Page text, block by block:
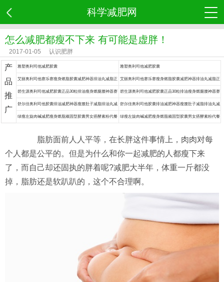
科学减肥网
怎么减肥都瘦不下来 有可能是虚胖！
2017-01-05 认识肥胖
产
品
推
广
雅塑奥利司他减肥胶囊 雅塑奥利司他减肥胶囊
艾丽奥利司他赛乐赛瘦身燃脂胶囊减肥神器排油丸减脂正
品药
艾丽奥利司他赛乐赛瘦身燃脂胶囊减肥神器排油丸减脂正
品药
碧生源奥利司他减肥胶囊正品30粒排油瘦身燃腿腰神器赛
乐赛丸脂药
碧生源奥利司他减肥胶囊正品30粒排油瘦身燃腿腰神器赛
乐赛丸脂药
舒尔佳奥利司他胶囊排油减肥神器瘦腰肚子减脂排油丸减
肥药
舒尔佳奥利司他胶囊排油减肥神器瘦腰肚子减脂排油丸减
肥药
绿瘦左旋肉碱减肥瘦身燃脂顽固型胶囊男女搭酵素粉代餐 绿瘦左旋肉碱减肥瘦身燃脂顽固型胶囊男女搭酵素粉代餐
脂肪面前人人平等，在长胖这件事情上，肉肉对每
个人都是公平的。但是为什么和你一起减肥的人都瘦下来
了，而自己却还固执的胖着呢?减肥大半年，体重一斤都没
掉，脂肪还是软趴趴的，这个不合理啊。